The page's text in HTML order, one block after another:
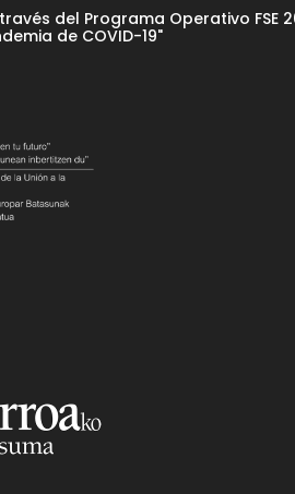
del Programa Operativo FSE
de COVID-19"